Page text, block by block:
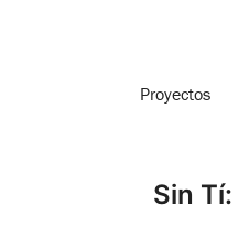
Proyectos
Sin